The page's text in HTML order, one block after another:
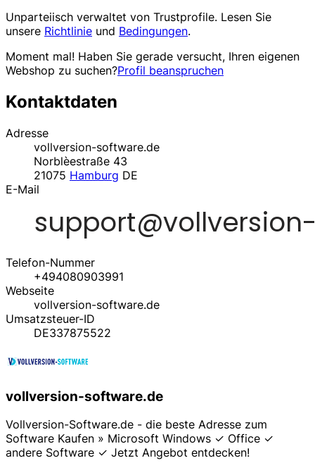
Unparteiisch verwaltet von Trustprofile. Lesen Sie
unsere Richtlinie und Bedingungen.
Moment mal! Haben Sie gerade versucht, Ihren eigenen
Webshop zu suchen?Profil beanspruchen
Kontaktdaten
Adresse
vollversion-software.de
Norblèestraße 43
21075 Hamburg DE
E-Mail
Telefon-Nummer
+494080903991
Webseite
vollversion-software.de
Umsatzsteuer-ID
DE337875522
vollversion-software.de
Vollversion-Software.de - die beste Adresse zum
Software Kaufen » Microsoft Windows ✓ Office ✓
andere Software ✓ Jetzt Angebot entdecken!